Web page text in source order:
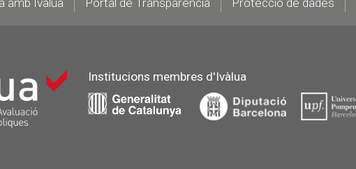
amb Ivàlua Portal de Transparència Protecció de dades
Institucions membres d'Ivàlua